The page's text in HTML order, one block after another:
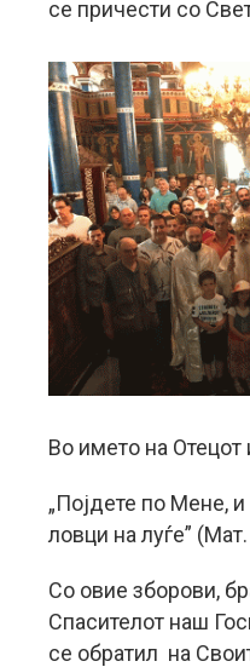
се причести со
Во името на
„Појдете по Мене,
ловци на луѓе”
Со овие зборови,
Спасителот наш
се обратил на